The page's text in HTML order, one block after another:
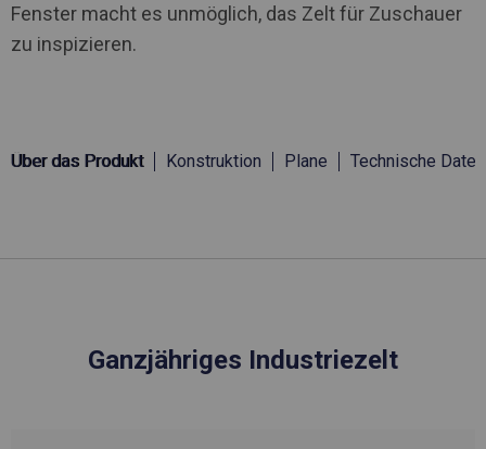
Fenster macht es unmöglich, das Zelt für Zuschauer
zu inspizieren.
Über das Produkt Konstruktion Plane Technische Daten
Ganzjähriges Industriezelt